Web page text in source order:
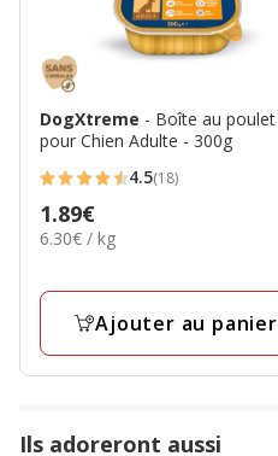
DogXtreme - Boîte au poulet
pour Chien Adulte - 300g
4.5
étoiles
avec
avis
4.5(18)
Prix
1.89€
1.89€
6.30€
6.30€ / kg
Ajouter au panier
Ils adoreront aussi